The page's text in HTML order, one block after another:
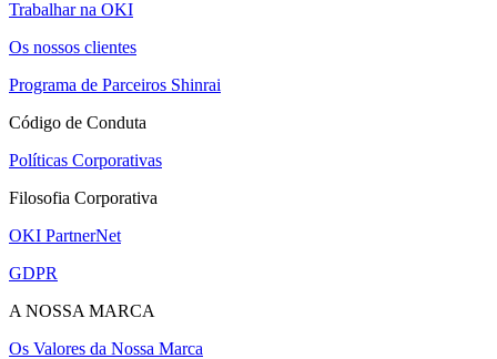
Trabalhar na OKI
Os nossos clientes
Programa de Parceiros Shinrai
Código de Conduta
Políticas Corporativas
Filosofia Corporativa
OKI PartnerNet
GDPR
A NOSSA MARCA
Os Valores da Nossa Marca